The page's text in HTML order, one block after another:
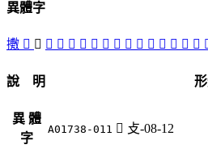
異體字
㩤 󲟋 󲞽 󲟃 󲟅 󲟄 󲟉 󲞻 󲞶 󲟊 󲟁 󲞼 󲞾 𢾭 󲟂 𢾾 󲟀
說 明
異 體
字
A01738-011 󲞽 攴-08-12